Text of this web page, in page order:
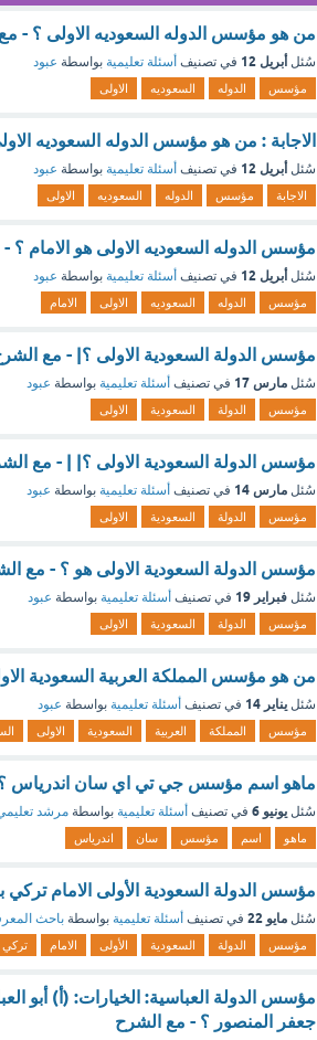
من هو مؤسس الدوله السعوديه الاولى ؟ -
سُئل أبريل 12 في تصنيف أسئلة تعليمية بواسطة عبود
مؤسس الدوله السعوديه الاولى
الاجابة : من هو مؤسس الدوله السعوديه
سُئل أبريل 12 في تصنيف أسئلة تعليمية بواسطة عبود
الاجابة مؤسس الدوله السعوديه الاولى
مؤسس الدوله السعوديه الاولى هو الامام ؟
سُئل أبريل 12 في تصنيف أسئلة تعليمية بواسطة عبود
مؤسس الدوله السعوديه الاولى الامام
مؤسس الدولة السعودية الاولى ؟| - مع
سُئل مارس 17 في تصنيف أسئلة تعليمية بواسطة عبود
مؤسس الدولة السعودية الاولى
مؤسس الدولة السعودية الاولى ؟| | - مع
سُئل مارس 14 في تصنيف أسئلة تعليمية بواسطة عبود
مؤسس الدولة السعودية الاولى
مؤسس الدولة السعودية الاولى هو ؟ - مع
سُئل فبراير 19 في تصنيف أسئلة تعليمية بواسطة عبود
مؤسس الدولة السعودية الاولى
من هو مؤسس المملكة العربية السعودية الاولى
سُئل يناير 14 في تصنيف أسئلة تعليمية بواسطة عبود
مؤسس المملكة العربية السعودية الاولى
ماهو اسم مؤسس جي تي اي سان اندرياس
سُئل يونيو 6 في تصنيف أسئلة تعليمية بواسطة مرشد
ماهو اسم مؤسس سان اندرياس
مؤسس الدولة السعودية الأولى الامام
سُئل مايو 22 في تصنيف أسئلة تعليمية بواسطة باحث
مؤسس الدولة السعودية الأولى الامام تركي
مؤسس الدولة العباسية: الخيارات: (أ) أبو
جعفر المنصور ؟ - مع الشرح